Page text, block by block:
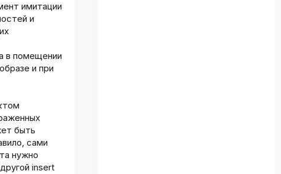
имитации
и
в помещении
и при
быть
сами
нужно
insert